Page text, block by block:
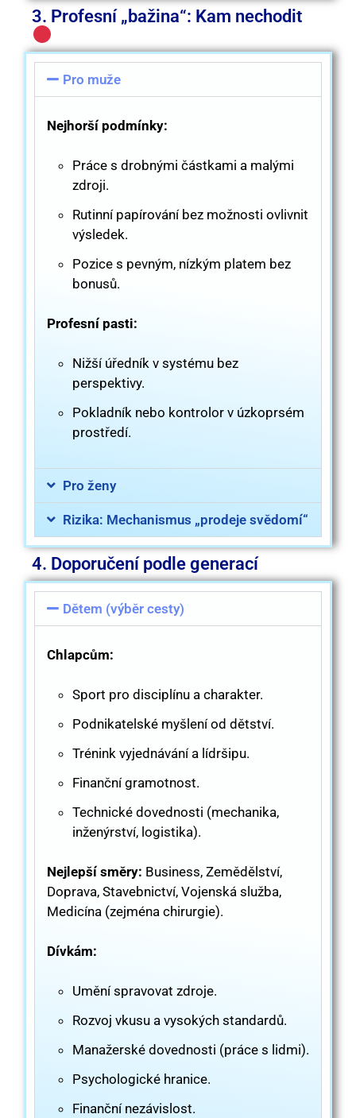
3. Profesní „bažina“: Kam nechodit
Pro muže
Nejhorší podmínky:
Práce s drobnými částkami a malými
zdroji.
Rutinní papírování bez možnosti ovlivnit
výsledek.
Pozice s pevným, nízkým platem bez
bonusů.
Profesní pasti:
Nižší úředník v systému bez
perspektivy.
Pokladník nebo kontrolor v úzkoprsém
prostředí.
Pro ženy
Rizika: Mechanismus „prodeje svědomí“
4. Doporučení podle generací
Dětem (výběr cesty)
Chlapcům:
Sport pro disciplínu a charakter.
Podnikatelské myšlení od dětství.
Trénink vyjednávání a lídršipu.
Finanční gramotnost.
Technické dovednosti (mechanika,
inženýrství, logistika).
Nejlepší směry: Business, Zemědělství,
Doprava, Stavebnictví, Vojenská služba,
Medicína (zejména chirurgie).
Dívkám:
Umění spravovat zdroje.
Rozvoj vkusu a vysokých standardů.
Manažerské dovednosti (práce s lidmi).
Psychologické hranice.
Finanční nezávislost.